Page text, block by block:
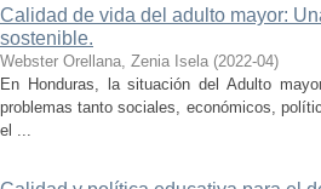
Calidad de vida del adulto mayor:
sostenible.
Webster Orellana, Zenia Isela (2022-04)
En Honduras, la situación del Adulto
problemas tanto sociales, económicos,
el ...